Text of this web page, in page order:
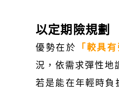
以定期險規劃
優勢在於 「較具有
況，依需求彈性地
若是能在年輕時負